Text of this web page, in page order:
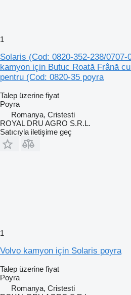
1
Solaris (Cod: 0820-352-238/0707-
kamyon için Butuc Roată Frână
pentru (Cod: 0820-35 poyra
Talep üzerine fiyat
Poyra
Romanya, Cristesti
ROYAL DRU AGRO S.R.L.
Satıcıyla iletişime geç
1
Volvo kamyon için Solaris poyra
Talep üzerine fiyat
Poyra
Romanya, Cristesti